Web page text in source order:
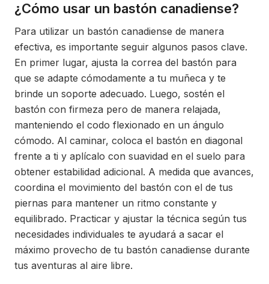
¿Cómo usar un bastón canadiense?
Para utilizar un bastón canadiense de manera
efectiva, es importante seguir algunos pasos clave.
En primer lugar, ajusta la correa del bastón para
que se adapte cómodamente a tu muñeca y te
brinde un soporte adecuado. Luego, sostén el
bastón con firmeza pero de manera relajada,
manteniendo el codo flexionado en un ángulo
cómodo. Al caminar, coloca el bastón en diagonal
frente a ti y aplícalo con suavidad en el suelo para
obtener estabilidad adicional. A medida que avances,
coordina el movimiento del bastón con el de tus
piernas para mantener un ritmo constante y
equilibrado. Practicar y ajustar la técnica según tus
necesidades individuales te ayudará a sacar el
máximo provecho de tu bastón canadiense durante
tus aventuras al aire libre.